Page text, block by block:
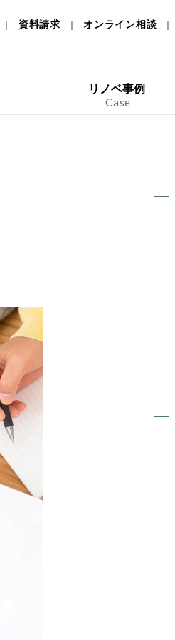
｜ 資料請求 ｜ オンライン相談 ｜
リノベ事例
Case